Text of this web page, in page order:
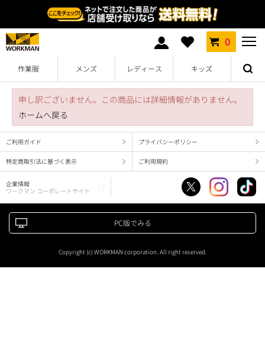
0
作業服 メンズ レディース キッズ
申し訳ございません。この商品には詳細情報がありません。
ホームへ戻る
ご利用ガイド プライバシーポリシー
特定商取引法に基づく表示 ご利用規約
企業情報
ワークマン コーポレートサイト
PC版でみる
Copyright (c) WORKMAN corporation. All right reserved.